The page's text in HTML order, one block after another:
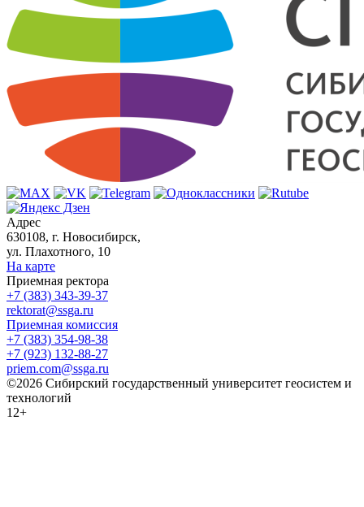
Адрес
630108, г. Новосибирск,
ул. Плахотного, 10
На карте
Приемная ректора
+7 (383) 343-39-37
rektorat@ssga.ru
Приемная комиссия
+7 (383) 354-98-38
+7 (923) 132-88-27
priem.com@ssga.ru
©2026 Сибирский государственный университет геосистем и
технологий
12+